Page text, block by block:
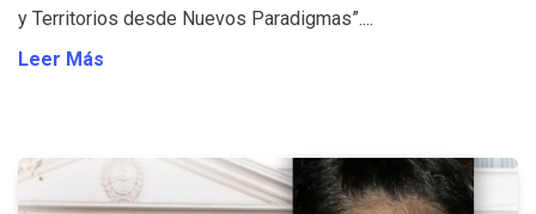
y Territorios desde Nuevos Paradigmas”....
Leer Más